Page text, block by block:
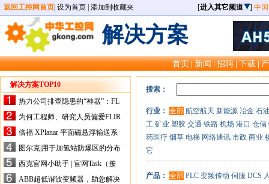
返回工控网首页 设为首页 添加到收藏夹 [进入其它频道 ] 中
解决方案
首页|新闻|招聘|下载|
解决方案TOP10
热力公司排查隐患的“神器”：FL
IR手持式热像仪，高效精准！
为何工程师、研究人员偏爱FLIR
X-HS系列热像仪？精准高效是
关键
倍福 XPlanar 平面磁悬浮输送系
统的创新应用
图尔克|用于加氢站防爆区的分布
式I/O解决方案
西克官网小助手 | 官网Task（按
任务选型）更新预告
ABB超低谐波变频器，助您解决
搜索：
行业： 全部 航空航天 新能源 冶金 石
工 矿业 塑胶 交通 铁路 机场 港口 仓储
药医疗 烟草 电梯 网络通讯 市政 商业
它
产品： 全部 PLC 变频传动 伺服 DCS